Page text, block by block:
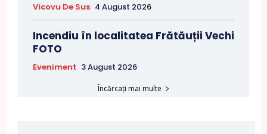
Vicovu De Sus 4 August 2026
Incendiu în localitatea Frătăuții Vechi
FOTO
Eveniment 3 August 2026
Încărcați mai multe